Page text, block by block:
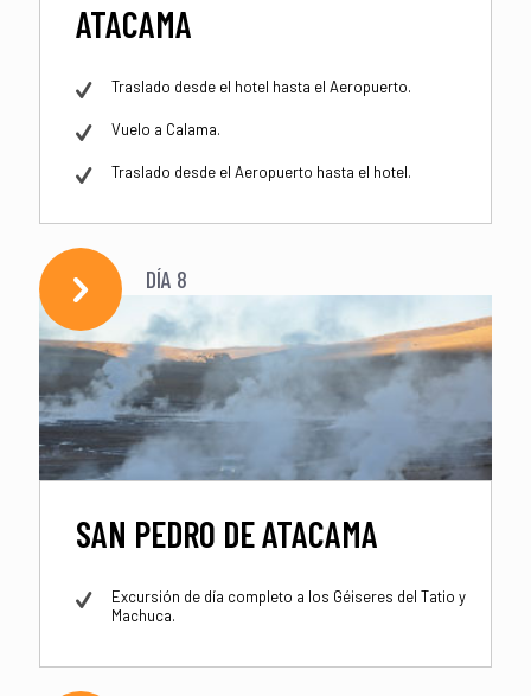
ATACAMA
Traslado desde el hotel hasta el Aeropuerto.
Vuelo a Calama.
Traslado desde el Aeropuerto hasta el hotel.
DÍA 8
SAN PEDRO DE ATACAMA
Excursión de día completo a los Géiseres del Tatio y
Machuca.